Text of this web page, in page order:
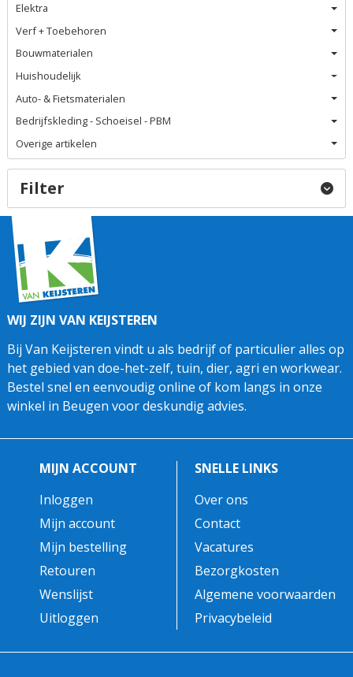
Elektra
Verf + Toebehoren
Bouwmaterialen
Huishoudelijk
Auto- & Fietsmaterialen
Bedrijfskleding - Schoeisel - PBM
Overige artikelen
Filter
WIJ ZIJN VAN KEIJSTEREN
Bij Van Keijsteren vindt u als bedrijf of particulier alles op
het gebied van doe-het-zelf, tuin, dier, agri en workwear.
Bestel snel en eenvoudig online of kom langs in onze
winkel in Beugen voor deskundig advies.
MIJN ACCOUNT
Inloggen
Mijn account
Mijn bestelling
Retouren
Wenslijst
Uitloggen
SNELLE LINKS
Over ons
Contact
Vacatures
Bezorgkosten
Algemene voorwaarden
Privacybeleid